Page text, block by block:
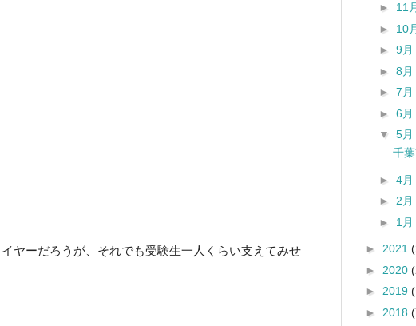
ヤーだろうが、それでも受験生一人くらい支えてみせ
► 11
► 10
► 9月
► 8月
► 7月
► 6月
▼ 5月
千
► 4月
► 2月
► 1月
► 2021
► 2020
► 2019
► 2018